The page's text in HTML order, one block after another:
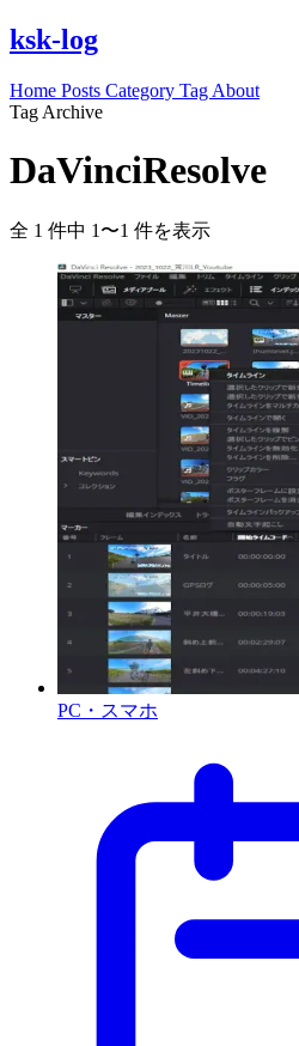
ksk-log
Home Posts Category Tag About
Tag Archive
DaVinciResolve
全 1 件中 1〜1 件を表示
PC・スマホ